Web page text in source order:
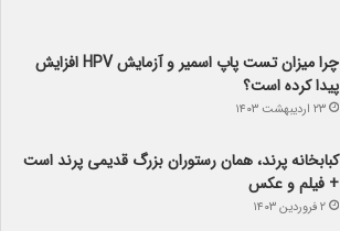
چرا میزان تست پاپ اسمیر و آزمایش HPV افزایش
پیدا کرده است؟
۲۳ اردیبهشت ۱۴۰۳
کبابخانه پرند، همان رستوران بزرگ قدیمی پرند است
+ فیلم و عکس
۲ فروردین ۱۴۰۳